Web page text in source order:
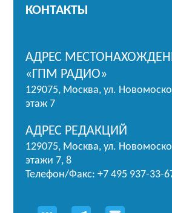
КОНТАКТЫ
АДРЕС
«ГПМ РАДИО»
129075, Москва, ул.
этаж 7
АДРЕС РЕДАКЦИЙ
129075, Москва, ул.
этажи 7, 8
Телефон/Факс: +7 495 937-33-